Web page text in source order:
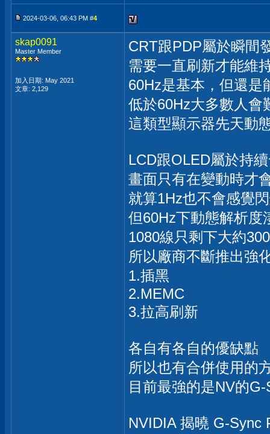
2024-03-06, 06:43 PM #4
skap0091
Master Member
加入日期: May 2021
文章: 2,129
CRT跟PDP屬於瞬間
需要一直刷新才能維
60Hz是基本，但還是
低於60Hz大多數人會
這類型顯示器先天動
LCD跟OLED屬於持
畫面只有在變動時才
就算1Hz也不會感覺
但60Hz下動態解析度
1080線只剩下大約
所以廠商不斷推出強
1.插黑
2.MEMC
3.拉高刷新
各自有各自的優缺點
所以也有合併使用的
目前最強的是NV的
NVIDIA 揭曉 G-Sync